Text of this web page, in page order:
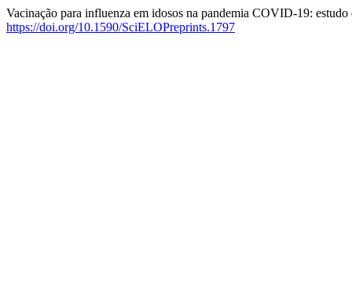
Vacinação para influenza em idosos na pandemia COVID-19:
https://doi.org/10.1590/SciELOPreprints.1797